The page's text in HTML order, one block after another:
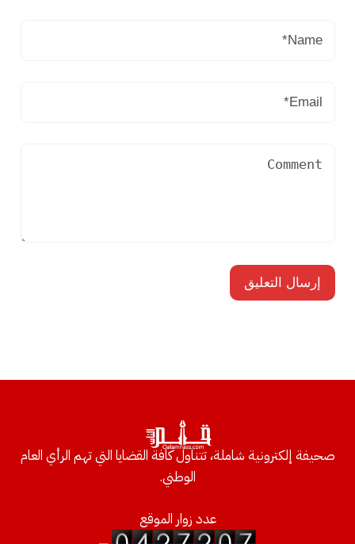
صحيفة إلكترونية شاملة، تتناول كافة القضايا التي تهم الرأي العام
الوطني.
عدد زوار الموقع